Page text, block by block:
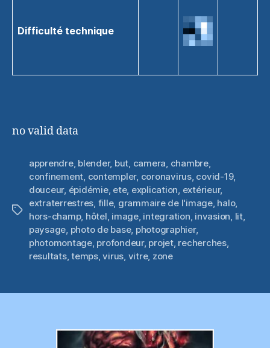
Difficulté technique
no valid data
Étiquettes
apprendre, blender, but, camera, chambre,
confinement, contempler, coronavirus, covid-19,
douceur, épidémie, ete, explication, extérieur,
extraterrestres, fille, grammaire de l'image, halo,
hors-champ, hôtel, image, integration, invasion, lit,
paysage, photo de base, photographier,
photomontage, profondeur, projet, recherches,
resultats,temps,virus, vitre, zone